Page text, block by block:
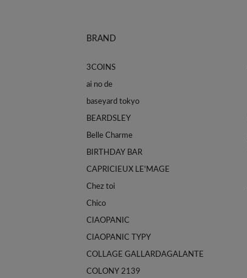
BRAND
3COINS
ai no de
baseyard tokyo
BEARDSLEY
Belle Charme
BIRTHDAY BAR
CAPRICIEUX LE'MAGE
Chez toi
Chico
CIAOPANIC
CIAOPANIC TYPY
COLLAGE GALLARDAGALANTE
COLONY 2139